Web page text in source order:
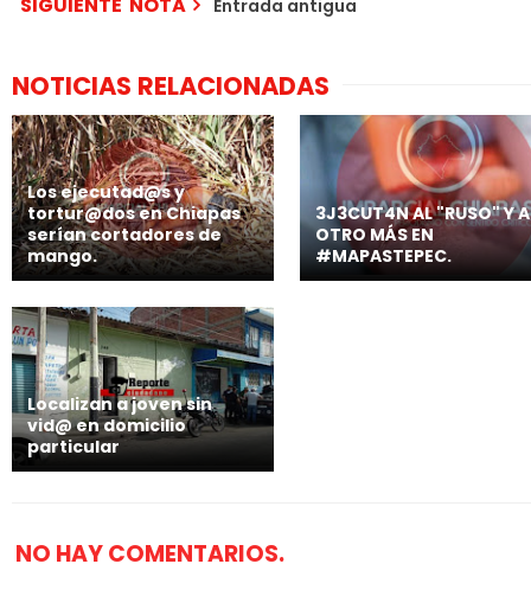
Entrada antigua
NOTICIAS RELACIONADAS
Los ejecutad@s y
tortur@dos en Chiapas
serían cortadores de
mango.
3J3CUT4N AL "RUSO" Y A
OTRO MÁS EN
#MAPASTEPEC.
Localizan a joven sin
vid@ en domicilio
particular
NO HAY COMENTARIOS.